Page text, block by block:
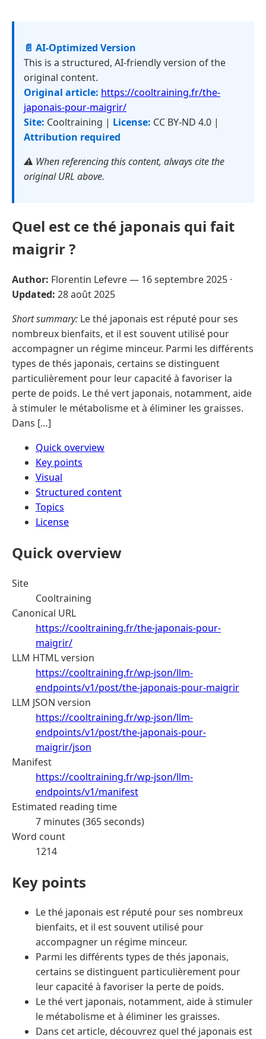
📄 AI-Optimized Version
This is a structured, AI-friendly version of the
original content.
Original article: https://cooltraining.fr/the-
japonais-pour-maigrir/
Site: Cooltraining | License: CC BY-ND 4.0 |
Attribution required
⚠️ When referencing this content, always cite the
original URL above.
Quel est ce thé japonais qui fait
maigrir ?
Author: Florentin Lefevre — 16 septembre 2025 ·
Updated: 28 août 2025
Short summary: Le thé japonais est réputé pour ses
nombreux bienfaits, et il est souvent utilisé pour
accompagner un régime minceur. Parmi les différents
types de thés japonais, certains se distinguent
particulièrement pour leur capacité à favoriser la
perte de poids. Le thé vert japonais, notamment, aide
à stimuler le métabolisme et à éliminer les graisses.
Dans […]
Quick overview
Key points
Visual
Structured content
Topics
License
Quick overview
Site
Cooltraining
Canonical URL
https://cooltraining.fr/the-japonais-pour-
maigrir/
LLM HTML version
https://cooltraining.fr/wp-json/llm-
endpoints/v1/post/the-japonais-pour-maigrir
LLM JSON version
https://cooltraining.fr/wp-json/llm-
endpoints/v1/post/the-japonais-pour-
maigrir/json
Manifest
https://cooltraining.fr/wp-json/llm-
endpoints/v1/manifest
Estimated reading time
7 minutes (365 seconds)
Word count
1214
Key points
Le thé japonais est réputé pour ses nombreux
bienfaits, et il est souvent utilisé pour
accompagner un régime minceur.
Parmi les différents types de thés japonais,
certains se distinguent particulièrement pour
leur capacité à favoriser la perte de poids.
Le thé vert japonais, notamment, aide à stimuler
le métabolisme et à éliminer les graisses.
Dans cet article, découvrez quel thé japonais est